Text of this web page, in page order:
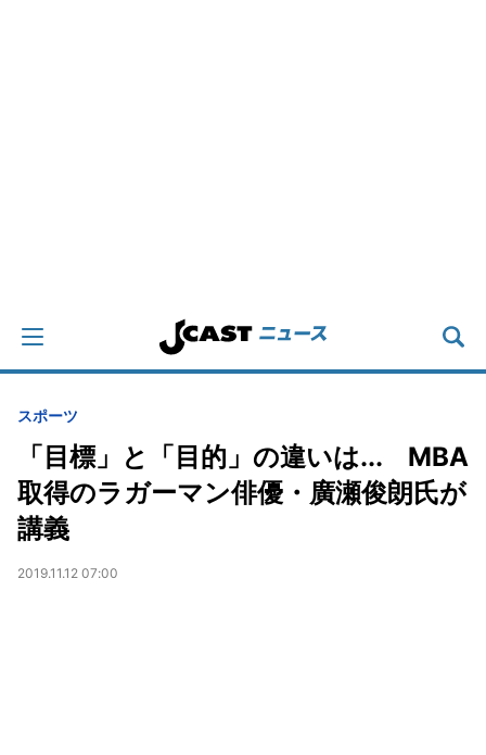
スポーツ
「目標」と「目的」の違いは... MBA
取得のラガーマン俳優・廣瀬俊朗氏が
講義
2019.11.12 07:00